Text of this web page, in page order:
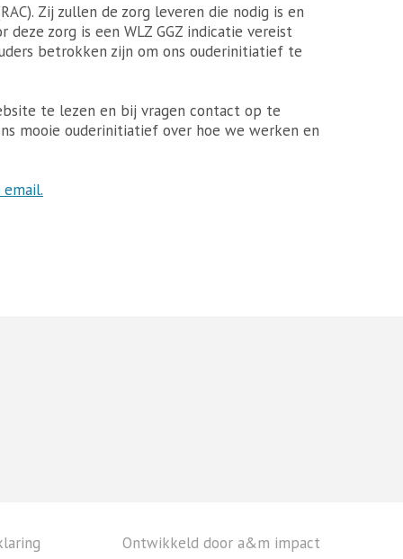
Zij zullen de zorg leveren die nodig is en
zorg is een WLZ GGZ indicatie vereist
betrokken zijn om ons ouderinitiatief te
te lezen en bij vragen contact op te
mooie ouderinitiatief over hoe we werken en
email.
Ontwikkeld door a&m impact